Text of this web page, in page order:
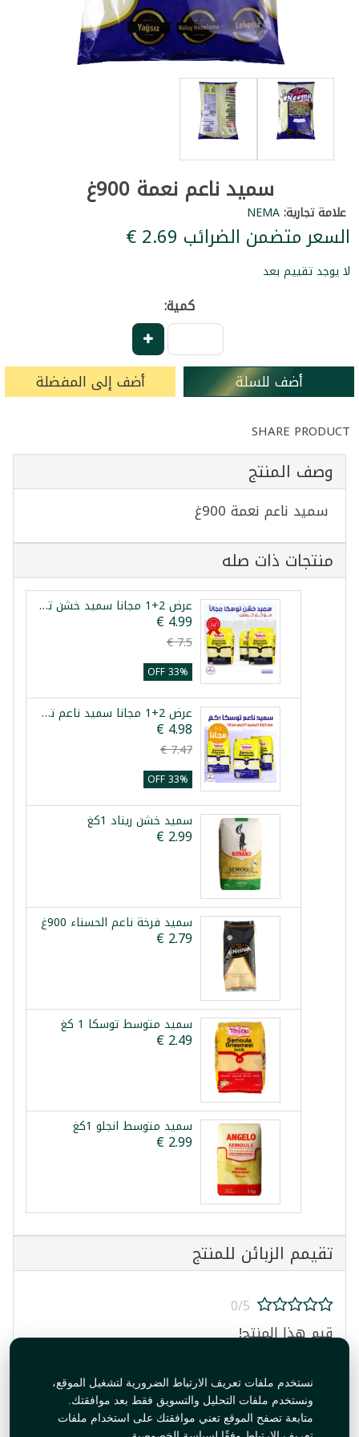
نستخدم ملفات تعريف الارتباط الضرورية لتشغيل الموقع،
ونستخدم ملفات التحليل والتسويق فقط بعد موافقتك.
متابعة تصفح الموقع تعني موافقتك على استخدام ملفات
سميد ناعم نعمة 900غ
علامة تجارية:NEMA
السعر متضمن الضرائب ‏2.69 €
لا يوجد تقييم بعد
كمية:
أضف للسلة أضف إلى المفضلة
SHARE PRODUCT
وصف المنتج
سميد ناعم نعمة 900غ
منتجات ذات صله
عرض 2+1 مجانا سميد خشن توسكا 1كغ
33% OFF
عرض 2+1 مجانا سميد ناعم توسكا 1كغ
33% OFF
سميد خشن ريناد 1كغ
سميد فرخة ناعم الحسناء 900غ
سميد متوسط توسكا 1 كغ
سميد متوسط انجلو 1كغ
تقيمم الزبائن للمنتج
0/5
قيم هذا المنتج!